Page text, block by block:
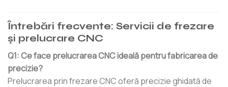
Întrebări frecvente: Servicii de frezare
și prelucrare CNC
Q1: Ce face prelucrarea CNC ideală pentru fabricarea de
precizie?
Prelucrarea prin frezare CNC oferă precizie ghidată de